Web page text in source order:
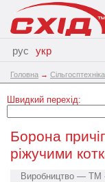
рус укр
Головна → Сільгосптехніка
Швидкий перехід:
Борона
ріжучими
Виробництво — ТМ